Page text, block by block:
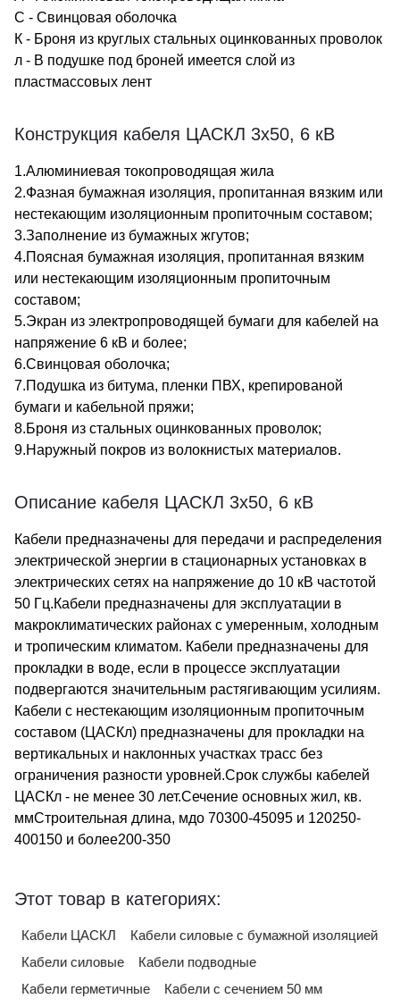
С - Свинцовая оболочка
К - Броня из круглых стальных оцинкованных проволок
л - В подушке под броней имеется слой из
пластмассовых лент
Конструкция кабеля ЦАСКЛ 3х50, 6 кВ
1.Алюминиевая токопроводящая жила
2.Фазная бумажная изоляция, пропитанная вязким или
нестекающим изоляционным пропиточным составом;
3.Заполнение из бумажных жгутов;
4.Поясная бумажная изоляция, пропитанная вязким
или нестекающим изоляционным пропиточным
составом;
5.Экран из электропроводящей бумаги для кабелей на
напряжение 6 кВ и более;
6.Свинцовая оболочка;
7.Подушка из битума, пленки ПВХ, крепированой
бумаги и кабельной пряжи;
8.Броня из стальных оцинкованных проволок;
9.Наружный покров из волокнистых материалов.
Описание кабеля ЦАСКЛ 3х50, 6 кВ
Кабели предназначены для передачи и распределения
электрической энергии в стационарных установках в
электрических сетях на напряжение до 10 кВ частотой
50 Гц.Кабели предназначены для эксплуатации в
макроклиматических районах с умеренным, холодным
и тропическим климатом. Кабели предназначены для
прокладки в воде, если в процессе эксплуатации
подвергаются значительным растягивающим усилиям.
Кабели с нестекающим изоляционным пропиточным
составом (ЦАСКл) предназначены для прокладки на
вертикальных и наклонных участках трасс без
ограничения разности уровней.Срок службы кабелей
ЦАСКл - не менее 30 лет.Сечение основных жил, кв.
ммСтроительная длина, мдо 70300-45095 и 120250-
400150 и более200-350
Этот товар в категориях:
Кабели ЦАСКЛ
Кабели силовые с бумажной изоляцией
Кабели силовые
Кабели подводные
Кабели герметичные
Кабели с сечением 50 мм